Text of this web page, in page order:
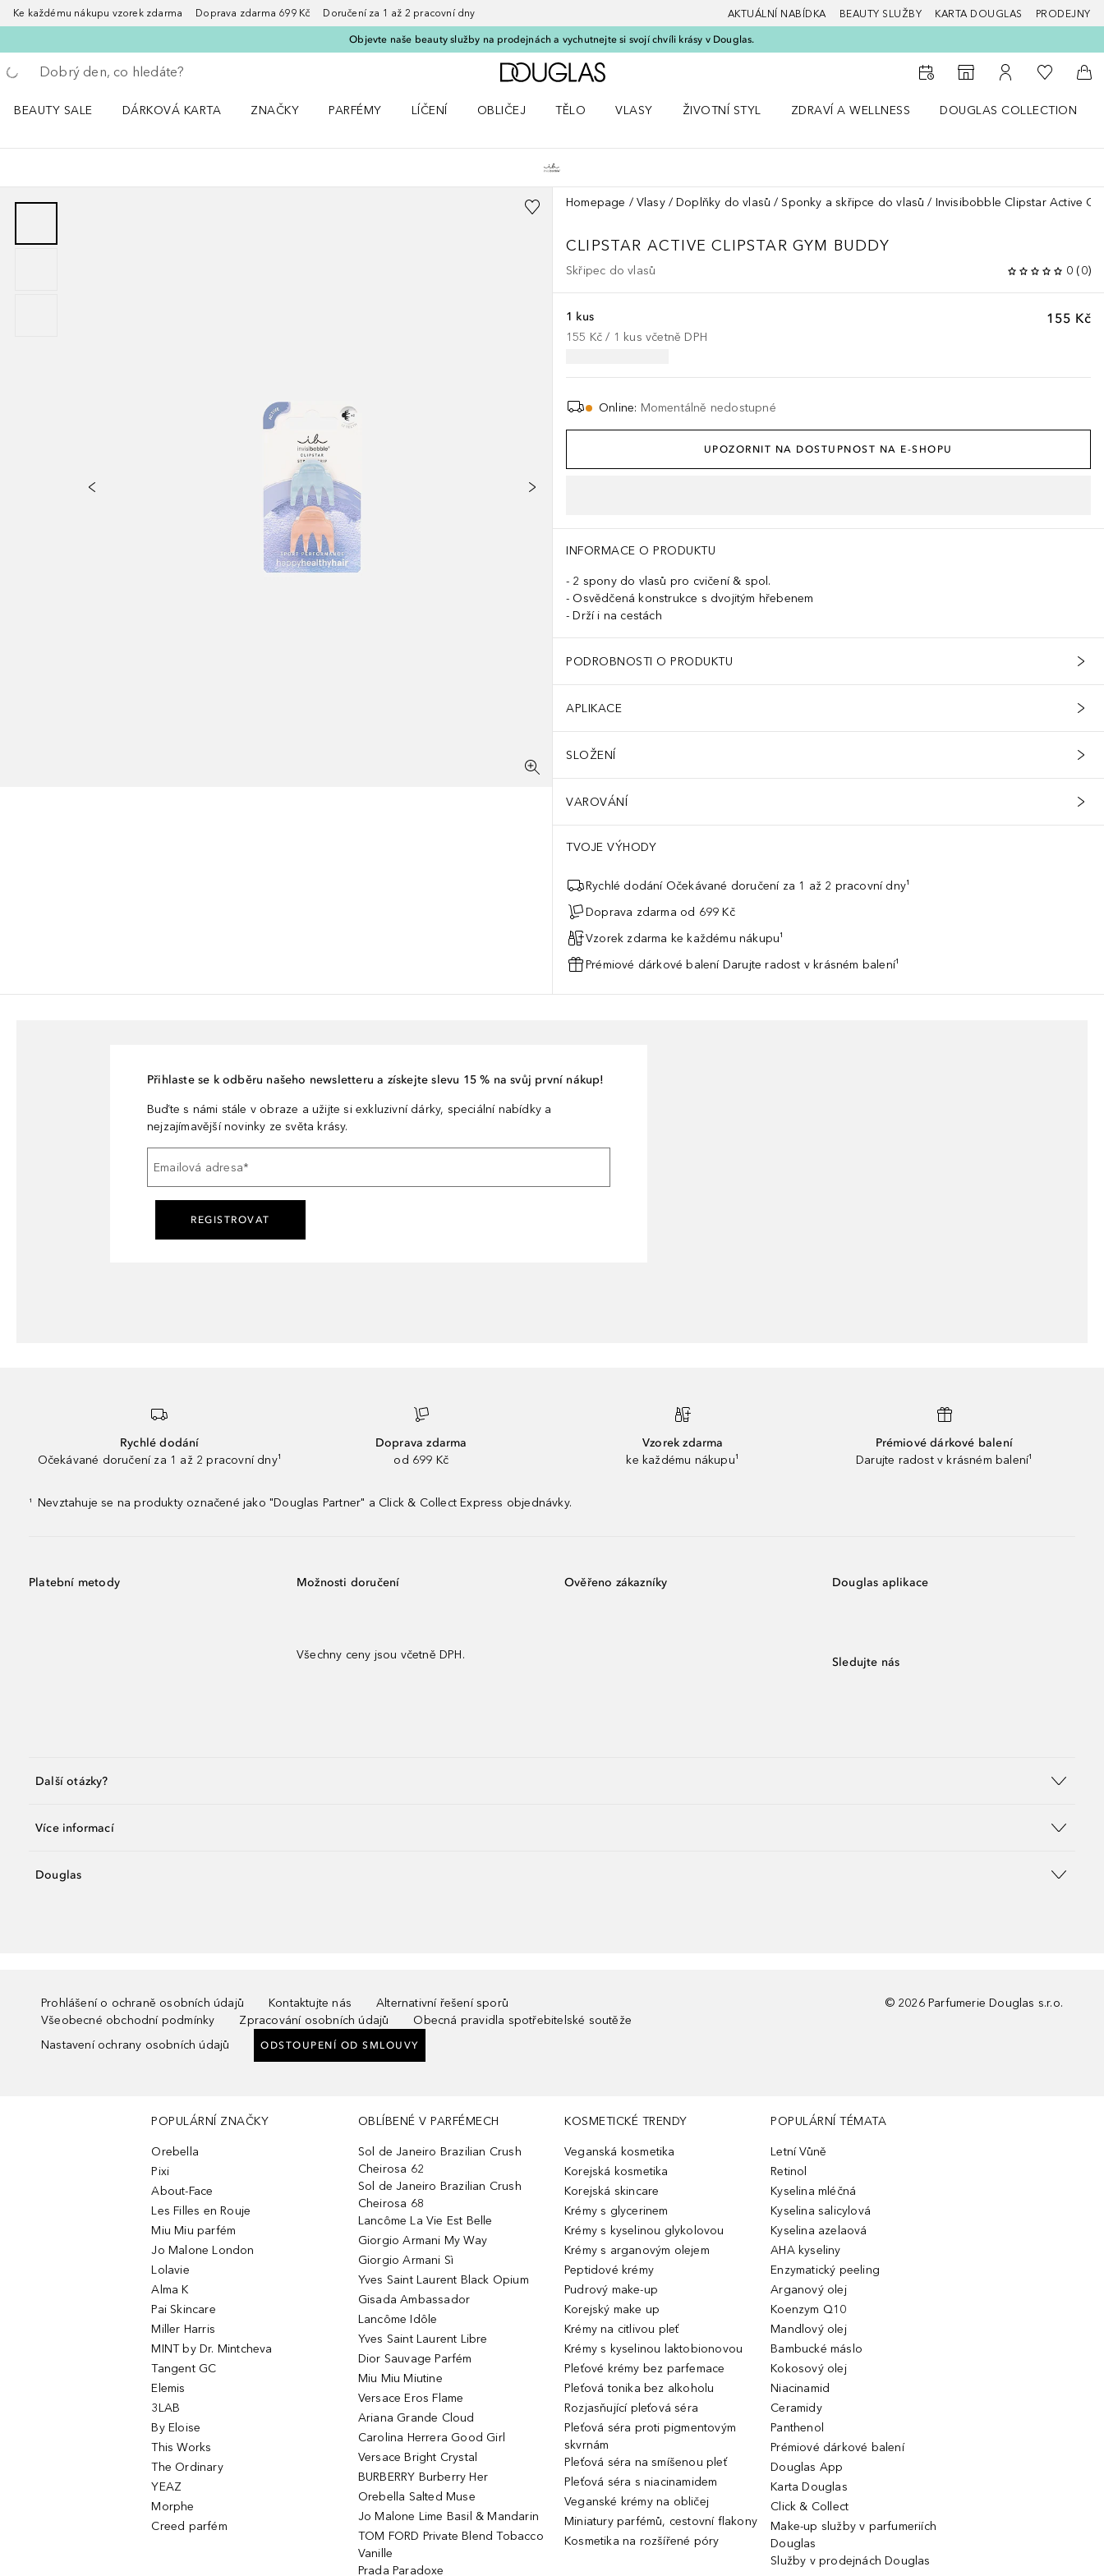
Ke každému nákupu vzorek zdarma Doprava zdarma 699 Kč Doručení za 1 až 2 pracovní dny AKTUÁLNÍ NABÍDKA BEAUTY SLUŽBY KARTA DOUGLAS PRODEJNY
Objevte naše beauty služby na prodejnách a vychutnejte si svojí chvíli krásy v Douglas.
Vraťte se
Proveďte vyhledávání
Domů
K vyhledávači prodejen
K mému účtu
K mému
Do
BEAUTY SALE
DÁRKOVÁ KARTA
ZNAČKY
PARFÉMY
LÍČENÍ
OBLIČEJ
TĚLO
VLASY
ŽIVOTNÍ STYL
ZDRAVÍ A WELLNESS
DOUGLAS COLLECTION
Homepage Vlasy Doplňky do vlasů Sponky a skřipce do vlasů Invisibobble Clipstar Active
CLIPSTAR ACTIVE CLIPSTAR GYM BUDDY
Skřipec do vlasů 0 (0)
155 Kč
1 kus
155 Kč / 1 kus včetně DPH
Online: Momentálně nedostupné
UPOZORNIT NA DOSTUPNOST NA E-SHOPU
INFORMACE O PRODUKTU
2 spony do vlasů pro cvičení & spol.
Osvědčená konstrukce s dvojitým hřebenem
Drží i na cestách
PODROBNOSTI O PRODUKTU
APLIKACE
SLOŽENÍ
VAROVÁNÍ
TVOJE VÝHODY
Rychlé dodání Očekávané doručení za 1 až 2 pracovní dny¹
Doprava zdarma od 699 Kč
Vzorek zdarma ke každému nákupu¹
Prémiové dárkové balení Darujte radost v krásném balení¹
Přihlaste se k odběru našeho newsletteru a získejte slevu 15 % na svůj první nákup!
Buďte s námi stále v obraze a užijte si exkluzivní dárky, speciální nabídky a
nejzajímavější novinky ze světa krásy.
Emailová adresa*
REGISTROVAT
Rychlé dodání
Očekávané doručení za 1 až 2 pracovní dny¹
Doprava zdarma
od 699 Kč
Vzorek zdarma
ke každému nákupu¹
Prémiové dárkové balení
Darujte radost v krásném balení¹
¹ Nevztahuje se na produkty označené jako "Douglas Partner" a Click & Collect Express objednávky.
Platební metody Možnosti doručení
Všechny ceny jsou včetně DPH.
Ověřeno zákazníky Douglas aplikace
Sledujte nás
Další otázky?
Více informací
Douglas
Prohlášení o ochraně osobních údajů Kontaktujte nás
Alternativní řešení sporů
Všeobecné obchodní podmínky
Zpracování osobních údajů
Obecná pravidla spotřebitelské soutěže
Nastavení ochrany osobních údajů
ODSTOUPENÍ OD SMLOUVY
© 2026 Parfumerie Douglas s.r.o.
POPULÁRNÍ ZNAČKY
Orebella
Pixi
About-Face
Les Filles en Rouje
Miu Miu parfém
Jo Malone London
Lolavie
Alma K
Pai Skincare
Miller Harris
MINT by Dr. Mintcheva
Tangent GC
Elemis
3LAB
By Eloise
This Works
The Ordinary
YEAZ
Morphe
Creed parfém
OBLÍBENÉ V PARFÉMECH
Sol de Janeiro Brazilian Crush
Cheirosa 62
Sol de Janeiro Brazilian Crush
Cheirosa 68
Lancôme La Vie Est Belle
Giorgio Armani My Way
Giorgio Armani Sì
Yves Saint Laurent Black Opium
Gisada Ambassador
Lancôme Idôle
Yves Saint Laurent Libre
Dior Sauvage Parfém
Miu Miu Miutine
Versace Eros Flame
Ariana Grande Cloud
Carolina Herrera Good Girl
Versace Bright Crystal
BURBERRY Burberry Her
Orebella Salted Muse
Jo Malone Lime Basil & Mandarin
TOM FORD Private Blend Tobacco
Vanille
Prada Paradoxe
KOSMETICKÉ TRENDY
Veganská kosmetika
Korejská kosmetika
Korejská skincare
Krémy s glycerinem
Krémy s kyselinou glykolovou
Krémy s arganovým olejem
Peptidové krémy
Pudrový make-up
Korejský make up
Krémy na citlivou pleť
Krémy s kyselinou laktobionovou
Pleťové krémy bez parfemace
Pleťová tonika bez alkoholu
Rozjasňující pleťová séra
Pleťová séra proti pigmentovým
skvrnám
Pleťová séra na smíšenou pleť
Pleťová séra s niacinamidem
Veganské krémy na obličej
Miniatury parfémů, cestovní flakony
Kosmetika na rozšířené póry
POPULÁRNÍ TÉMATA
Letní Vůně
Retinol
Kyselina mléčná
Kyselina salicylová
Kyselina azelaová
AHA kyseliny
Enzymatický peeling
Arganový olej
Koenzym Q10
Mandlový olej
Bambucké máslo
Kokosový olej
Niacinamid
Ceramidy
Panthenol
Prémiové dárkové balení
Douglas App
Karta Douglas
Click & Collect
Make-up služby v parfumeriích
Douglas
Služby v prodejnách Douglas